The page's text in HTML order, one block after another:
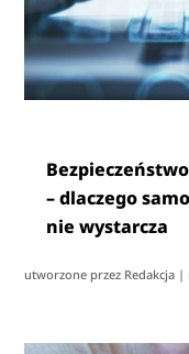
– dlaczego
nie wystarcza
utworzone przez Redakcja |